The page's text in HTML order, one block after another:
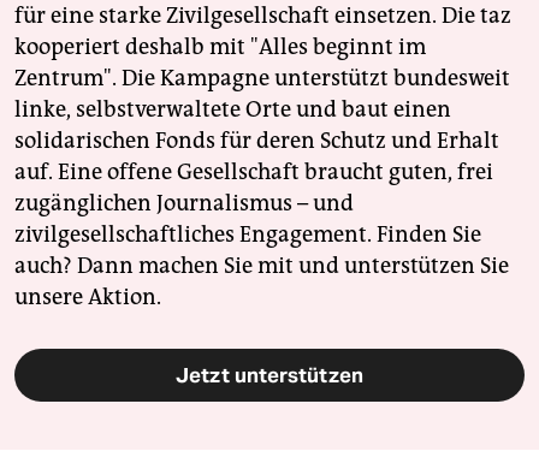
für eine starke Zivilgesellschaft einsetzen. Die taz
kooperiert deshalb mit "Alles beginnt im
Zentrum". Die Kampagne unterstützt bundesweit
linke, selbstverwaltete Orte und baut einen
solidarischen Fonds für deren Schutz und Erhalt
auf. Eine offene Gesellschaft braucht guten, frei
zugänglichen Journalismus – und
zivilgesellschaftliches Engagement. Finden Sie
auch? Dann machen Sie mit und unterstützen Sie
unsere Aktion.
Jetzt unterstützen